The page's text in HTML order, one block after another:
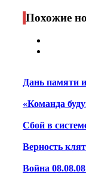
Print
Похожие
Дань памяти
«Команда
Сбой в
Верность
Война